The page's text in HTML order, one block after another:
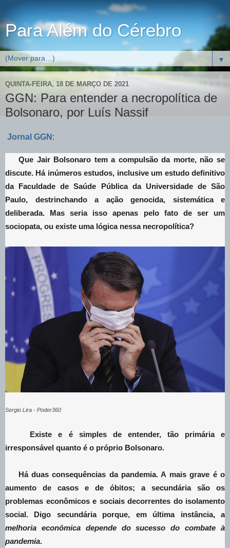
Para Além do Cérebro
▼
QUINTA-FEIRA, 18 DE MARÇO DE 2021
GGN: Para entender a necropolítica de
Bolsonaro, por Luís Nassif
Jornal GGN :
Que Jair Bolsonaro tem a compulsão da morte, não se
discute. Há inúmeros estudos, inclusive um estudo definitivo
da Faculdade de Saúde Pública da Universidade de São
Paulo, destrinchando a ação genocida, sistemática e
deliberada. Mas seria isso apenas pelo fato de ser um
sociopata, ou existe uma lógica nessa necropolítica?
Sergio Lira - Poder360
Existe e é simples de entender, tão primária e
irresponsável quanto é o próprio Bolsonaro.
Há duas consequências da pandemia. A mais grave é o
aumento de casos e de óbitos; a secundária são os
problemas econômicos e sociais decorrentes do isolamento
social. Digo secundária porque, em última instância, a
melhoria econômica depende do sucesso do combate à
pandemia.